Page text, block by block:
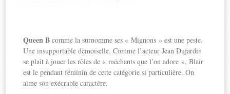
Queen B comme la surnomme ses « Mignons » est une peste.
Une insupportable demoiselle. Comme l’acteur Jean Dujardin
se plaît à jouer les rôles de « méchants que l’on adore », Blair
est le pendant féminin de cette catégorie si particulière. On
aime son exécrable caractère.